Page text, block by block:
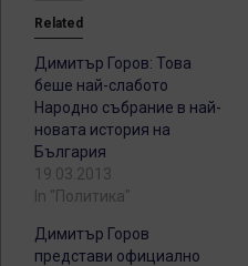
Related
Димитър Горов: Това
беше най-слабото
Народно събрание в най-
новата история на
България
19.03.2013
In "Политика"
Димитър Горов
представи официално